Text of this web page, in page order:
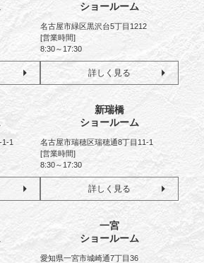
ショールーム
名古屋市緑区黒沢台5丁目1212
[営業時間]
8:30～17:30
詳しく見る
1
新瑞橋
ショールーム
名古屋市瑞穂区瑞穂通8丁目11-1
[営業時間]
8:30～17:30
詳しく見る
一宮
ショールーム
愛知県一宮市城崎通7丁目36